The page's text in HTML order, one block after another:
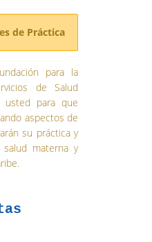
de Práctica
para la
de Salud
para que
aspectos de
su práctica y
materna y